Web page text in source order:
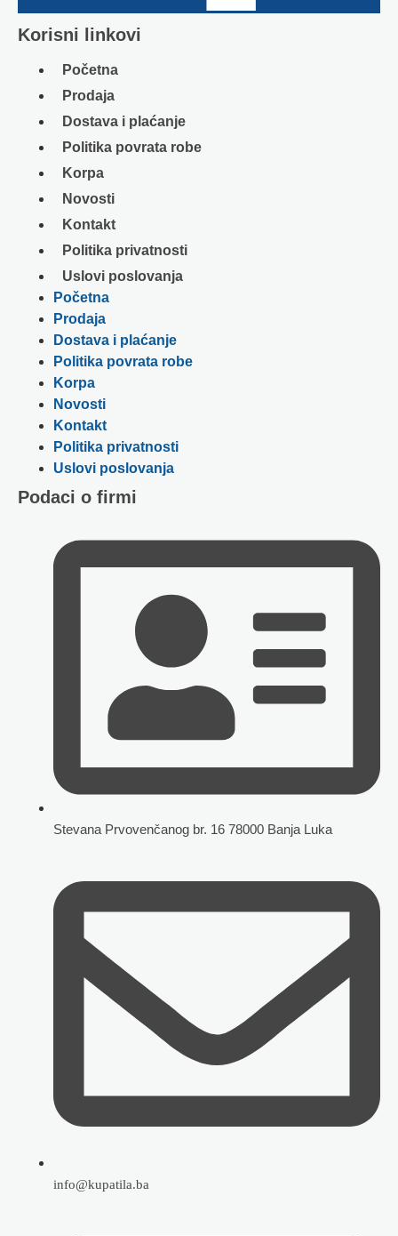
Korisni linkovi
Početna
Prodaja
Dostava i plaćanje
Politika povrata robe
Korpa
Novosti
Kontakt
Politika privatnosti
Uslovi poslovanja
Početna
Prodaja
Dostava i plaćanje
Politika povrata robe
Korpa
Novosti
Kontakt
Politika privatnosti
Uslovi poslovanja
Podaci o firmi
Stevana Prvovenčanog br. 16 78000 Banja Luka
info@kupatila.ba